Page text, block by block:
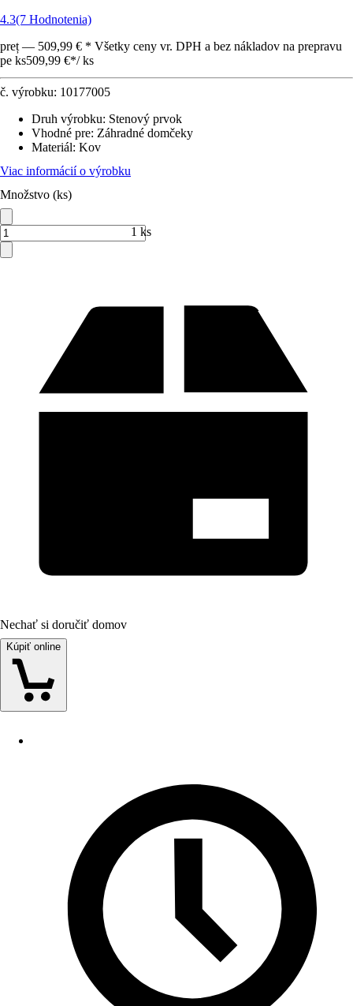
4.3(7 Hodnotenia)
preț — 509,99 € * Všetky ceny vr. DPH a bez nákladov na prepravu
pe ks509,99 €*/ ks
č. výrobku: 10177005
Druh výrobku: Stenový prvok
Vhodné pre: Záhradné domčeky
Materiál: Kov
Viac informácií o výrobku
Množstvo (ks)
1 ks
Nechať si doručiť domov
Kúpiť online